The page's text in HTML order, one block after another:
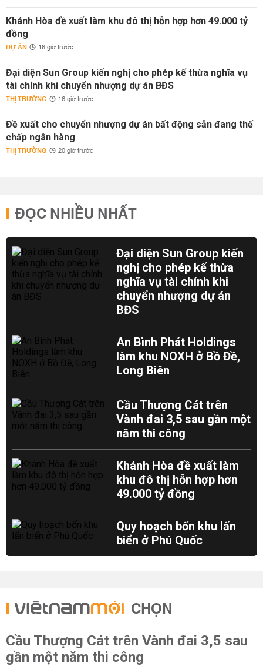
Khánh Hòa đề xuất làm khu đô thị hỗn hợp hơn 49.000 tỷ
đồng
DỰ ÁN 16 giờ trước
Đại diện Sun Group kiến nghị cho phép kế thừa nghĩa vụ
tài chính khi chuyển nhượng dự án BĐS
THỊ TRƯỜNG 16 giờ trước
Đề xuất cho chuyển nhượng dự án bất động sản đang thế
chấp ngân hàng
THỊ TRƯỜNG 20 giờ trước
ĐỌC NHIỀU NHẤT
Đại diện Sun Group kiến
nghị cho phép kế thừa
nghĩa vụ tài chính khi
chuyển nhượng dự án
BĐS
An Bình Phát Holdings
làm khu NOXH ở Bồ Đề,
Long Biên
Cầu Thượng Cát trên
Vành đai 3,5 sau gần một
năm thi công
Khánh Hòa đề xuất làm
khu đô thị hỗn hợp hơn
49.000 tỷ đồng
Quy hoạch bốn khu lấn
biển ở Phú Quốc
CHỌN
Cầu Thượng Cát trên Vành đai 3,5 sau
gần một năm thi công